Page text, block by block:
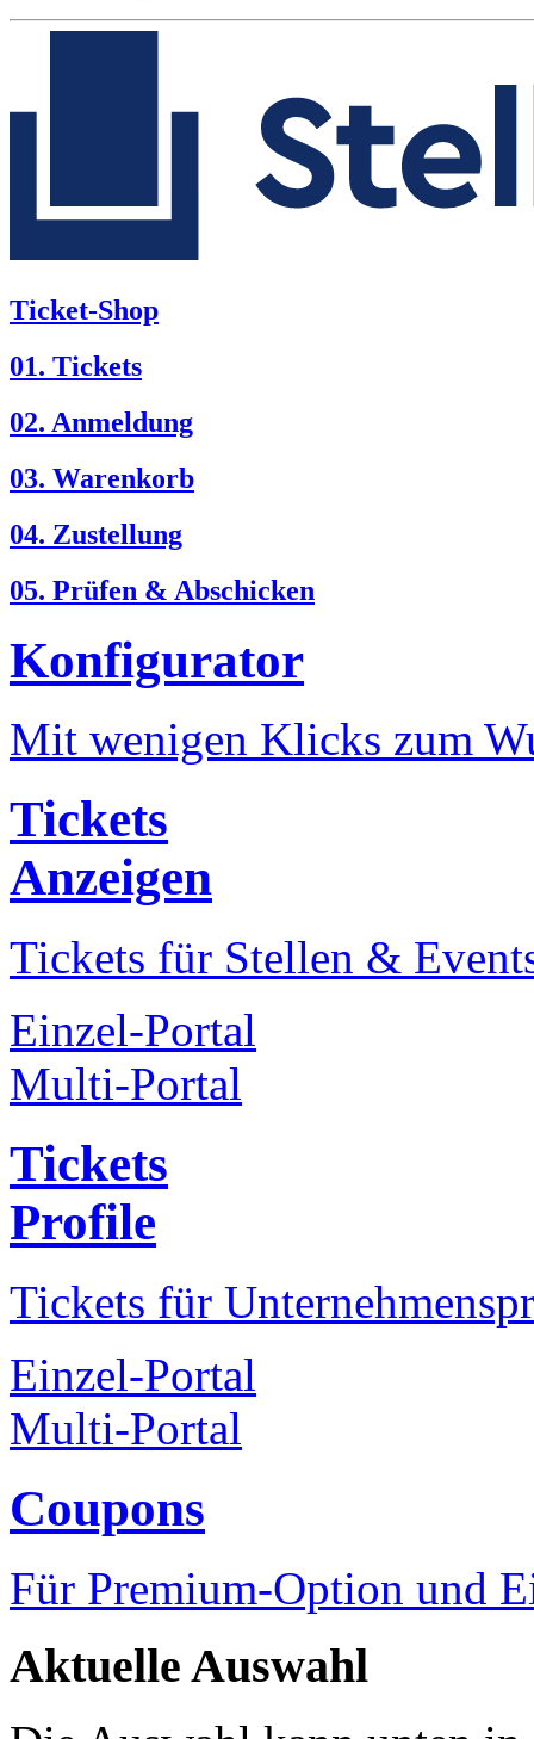
Ticket-Shop
01. Tickets
02. Anmeldung
03. Warenkorb
04. Zustellung
05. Prüfen & Abschicken
Konfigurator
Mit wenigen Klicks zum
Tickets
Anzeigen
Tickets für Stellen &
Einzel-Portal
Multi-Portal
Tickets
Profile
Tickets für
Einzel-Portal
Multi-Portal
Coupons
Für Premium-Option und
Aktuelle Auswahl